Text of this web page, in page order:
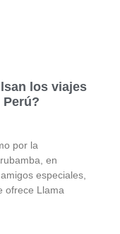
los viajes
por la
en
especiales,
ofrece Llama